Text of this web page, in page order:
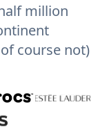
million
course not)